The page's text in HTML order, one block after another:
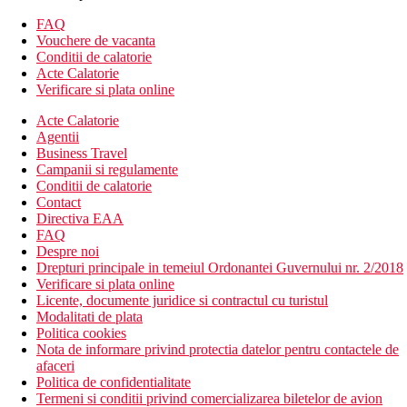
seif
inchirieri masina sau biciclete
WiFi
sala de fitness
nopti de divertisment
doua piscine
loc de joaca
restaurante
supermarket
ATM
O data pe saptamana, hotelul organizeaza seri cu muzica (iunie-
septembrie)
Descrierea plajei
plaja cu pietris la cca 150 m
sezlonguri si umbrele contra cost
Activitati sportive
sala de fitness
teren de volei
camera de jocuri (biliard, snooker etc.)
activitati acvatice pe plaja
FAQ
Vouchere de vacanta
Conditii de calatorie
Acte Calatorie
Verificare si plata online
Acte Calatorie
Agentii
Business Travel
Campanii si regulamente
Conditii de calatorie
Contact
Directiva EAA
FAQ
Despre noi
Drepturi principale in temeiul Ordonantei Guvernului nr. 2/2018
Verificare si plata online
Licente, documente juridice si contractul cu turistul
Modalitati de plata
Politica cookies
Nota de informare privind protectia datelor pentru contactele de
afaceri
Politica de confidentialitate
Termeni si conditii privind comercializarea biletelor de avion